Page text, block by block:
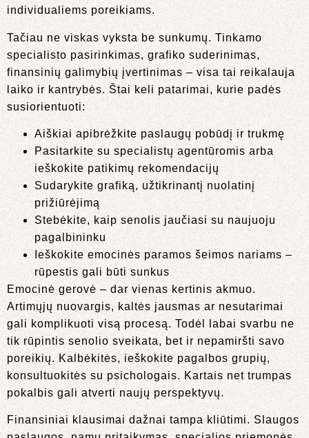
individualiems poreikiams.
Tačiau ne viskas vyksta be sunkumų. Tinkamo
specialisto pasirinkimas, grafiko suderinimas,
finansinių galimybių įvertinimas – visa tai reikalauja
laiko ir kantrybės. Štai keli patarimai, kurie padės
susiorientuoti:
Aiškiai apibrėžkite paslaugų pobūdį ir trukmę
Pasitarkite su specialistų agentūromis arba
ieškokite patikimų rekomendacijų
Sudarykite grafiką, užtikrinantį nuolatinį
prižiūrėjimą
Stebėkite, kaip senolis jaučiasi su naujuoju
pagalbininku
Ieškokite emocinės paramos šeimos nariams –
rūpestis gali būti sunkus
Emocinė gerovė – dar vienas kertinis akmuo.
Artimųjų nuovargis, kaltės jausmas ar nesutarimai
gali komplikuoti visą procesą. Todėl labai svarbu ne
tik rūpintis senolio sveikata, bet ir nepamiršti savo
poreikių. Kalbėkitės, ieškokite pagalbos grupių,
konsultuokitės su psichologais. Kartais net trumpas
pokalbis gali atverti naujų perspektyvų.
Finansiniai klausimai dažnai tampa kliūtimi. Slaugos